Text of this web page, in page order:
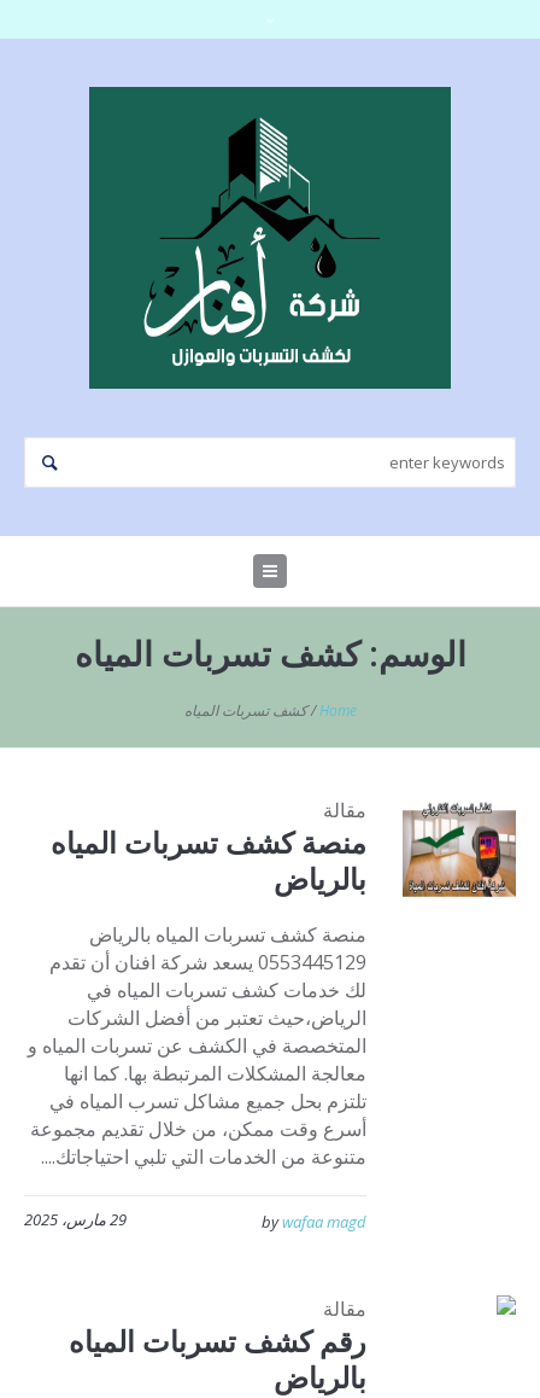
الوسم:كشف تسربات المياه
Home
/كشف تسربات المياه
مقالة
منصة كشف تسربات المياه
بالرياض
منصة كشف تسربات المياه بالرياض
0553445129 يسعد شركة افنان أن تقدم
لك خدمات كشف تسربات المياه في
الرياض،حيث تعتبر من أفضل الشركات
المتخصصة في الكشف عن تسربات المياه و
معالجة المشكلات المرتبطة بها. كما انها
تلتزم بحل جميع مشاكل تسرب المياه في
أسرع وقت ممكن، من خلال تقديم مجموعة
متنوعة من الخدمات التي تلبي احتياجاتك....
29 مارس، 2025 bywafaa magd
مقالة
رقم كشف تسربات المياه
بالرياض